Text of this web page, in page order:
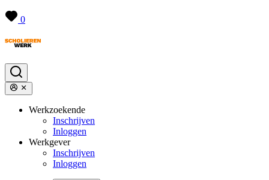
0
Werkzoekende
Inschrijven
Inloggen
Werkgever
Inschrijven
Inloggen